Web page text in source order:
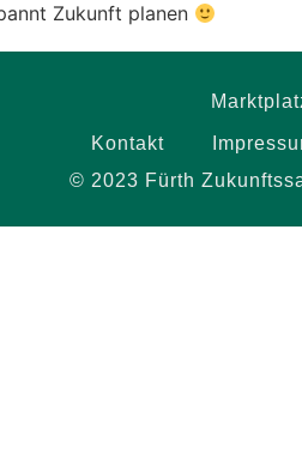
Zukunft planen
Kontakt
© 2023 Fürth